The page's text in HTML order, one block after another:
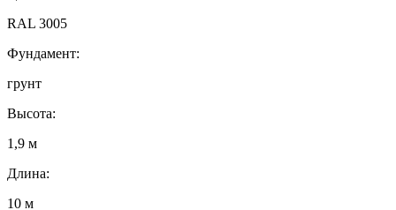
RAL 3005
Фундамент:
грунт
Высота:
1,9 м
Длина:
10 м